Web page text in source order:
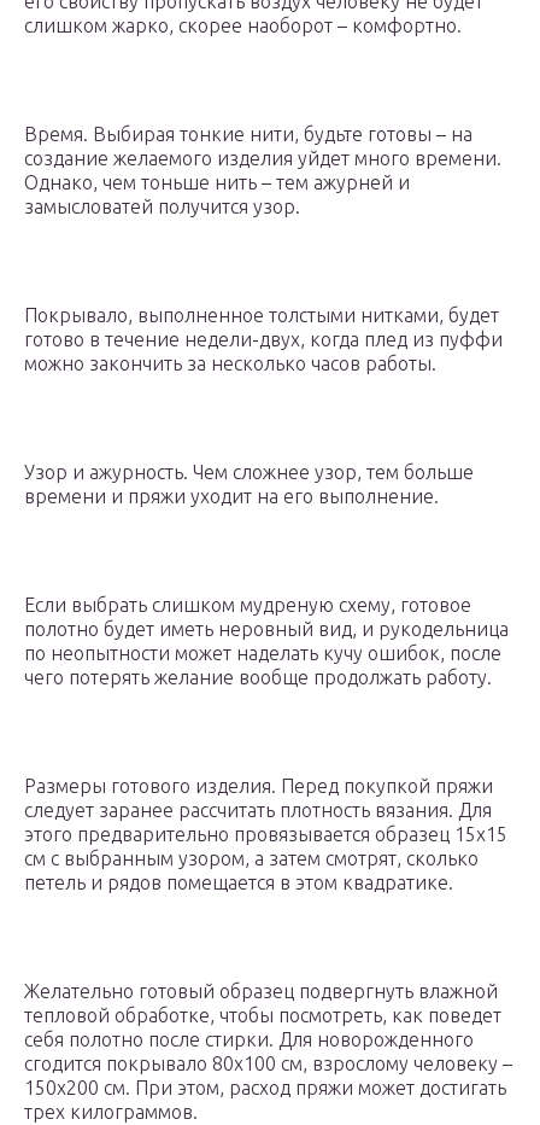
слишком жарко, скорее наоборот – комфортно.
Время. Выбирая тонкие нити, будьте готовы – на
создание желаемого изделия уйдет много времени.
Однако, чем тоньше нить – тем ажурней и
замысловатей получится узор.
Покрывало, выполненное толстыми нитками, будет
готово в течение недели-двух, когда плед из пуффи
можно закончить за несколько часов работы.
Узор и ажурность. Чем сложнее узор, тем больше
времени и пряжи уходит на его выполнение.
Если выбрать слишком мудреную схему, готовое
полотно будет иметь неровный вид, и рукодельница
по неопытности может наделать кучу ошибок, после
чего потерять желание вообще продолжать работу.
Размеры готового изделия. Перед покупкой пряжи
следует заранее рассчитать плотность вязания. Для
этого предварительно провязывается образец 15х15
см с выбранным узором, а затем смотрят, сколько
петель и рядов помещается в этом квадратике.
Желательно готовый образец подвергнуть влажной
тепловой обработке, чтобы посмотреть, как поведет
себя полотно после стирки. Для новорожденного
сгодится покрывало 80х100 см, взрослому человеку –
150х200 см. При этом, расход пряжи может достигать
трех килограммов.